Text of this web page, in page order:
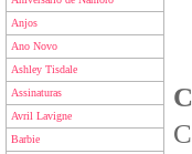
Anjos
Ano Novo
Ashley Tisdale
Assinaturas
Avril Lavigne
Barbie